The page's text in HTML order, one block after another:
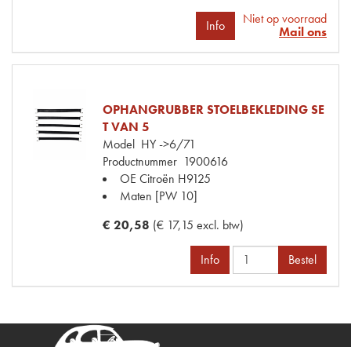
Info
Niet op voorraad
Mail ons
OPHANGRUBBER STOELBEKLEDING SE
T VAN 5
Model HY ->6/71
Productnummer 1900616
OE Citroën H9125
Maten [PW 10]
€ 20,58 (€ 17,15 excl. btw)
Info Bestel